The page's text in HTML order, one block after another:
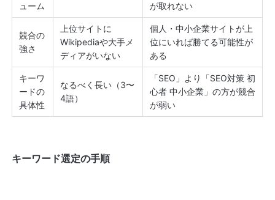
ューム
が取れない
競合の
強さ
上位サイトに
Wikipediaや大手メ
ディアがいない
個人・中小企業サイトが上
位にいれば勝てる可能性が
ある
キーワ
ードの
具体性
なるべく長い（3〜
4語）
「SEO」より「SEO対策 初
心者 中小企業」の方が競合
が弱い
キーワード選定の手順